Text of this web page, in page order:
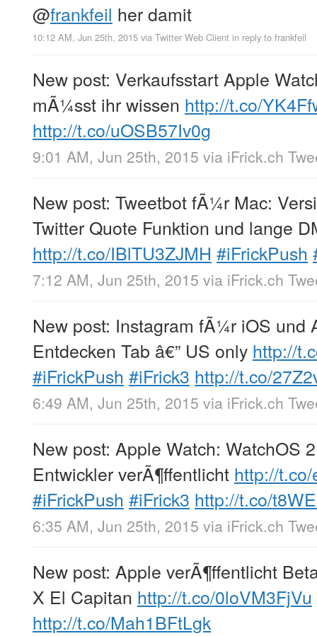
@frankfeil her damit
10:12 AM, Jun 25th, 2015 via Twitter Web Client in reply to frankfeil
New post: Verkaufsstart Apple
mÃ¼sst ihr wissen http://t.co/
http://t.co/uOSB57Iv0g
9:01 AM, Jun 25th, 2015 via iFrick.ch
New post: Tweetbot fÃ¼r Mac:
Twitter Quote Funktion und lange
http://t.co/IBlTU3ZJMH #iFrickPush
7:12 AM, Jun 25th, 2015 via iFrick.ch
New post: Instagram fÃ¼r iOS und
Entdecken Tab â€” US only http://
#iFrickPush #iFrick3 http://t.co/
6:49 AM, Jun 25th, 2015 via iFrick.ch
New post: Apple Watch: WatchOS
Entwickler verÃ¶ffentlicht http://
#iFrickPush #iFrick3 http://t.co/
6:35 AM, Jun 25th, 2015 via iFrick.ch
New post: Apple verÃ¶ffentlicht
X El Capitan http://t.co/0loVM3FjVu
http://t.co/Mah1BFtLgk